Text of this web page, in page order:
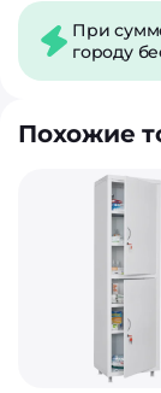
При
городу
Похожие